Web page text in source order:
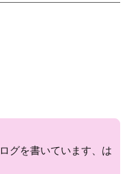
グを書いています、は